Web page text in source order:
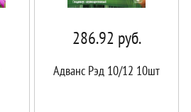
286.92 руб.
Адванс Рэд 10/12 10шт